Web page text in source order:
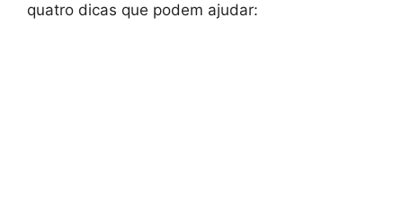
quatro dicas que podem ajudar: